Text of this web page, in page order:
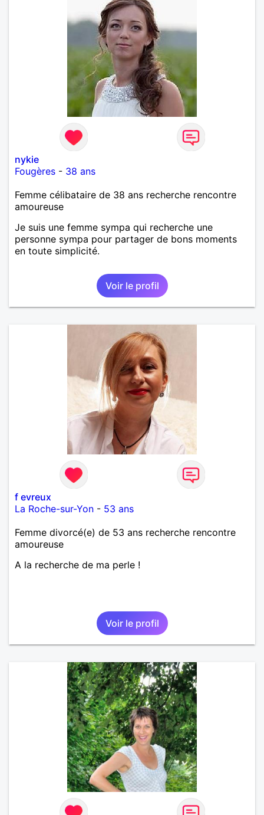
nykie
Fougères - 38 ans
Femme célibataire de 38 ans recherche rencontre
amoureuse
Je suis une femme sympa qui recherche une
personne sympa pour partager de bons moments
en toute simplicité.
Voir le profil
f evreux
La Roche-sur-Yon - 53 ans
Femme divorcé(e) de 53 ans recherche rencontre
amoureuse
A la recherche de ma perle !
Voir le profil